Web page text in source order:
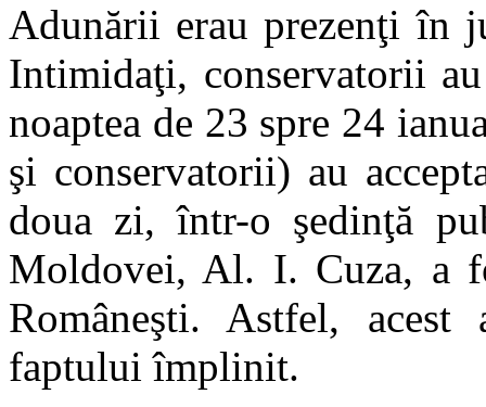
Adunării erau prezenţi în
Intimidaţi, conservatorii
noaptea de 23 spre 24
şi conservatorii) au
doua zi, într-o şedinţă
Moldovei, Al. I. Cuza, a
Româneşti. Astfel,
faptului împlinit.